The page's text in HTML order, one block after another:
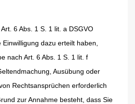
6 Abs. 1 S. 1 lit. a DSGVO
dazu erteilt haben,
nach Art. 6 Abs. 1 S. 1 lit. f
Ausübung oder
Rechtsansprüchen erforderlich
zur Annahme besteht, dass Sie